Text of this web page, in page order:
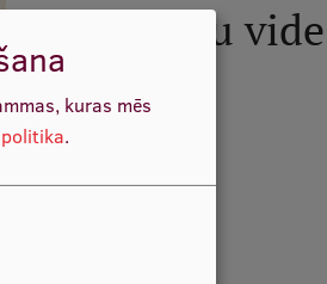
Studiju vide
kuras mēs
.